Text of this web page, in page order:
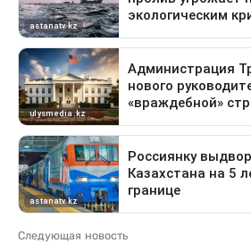
Следующая новость